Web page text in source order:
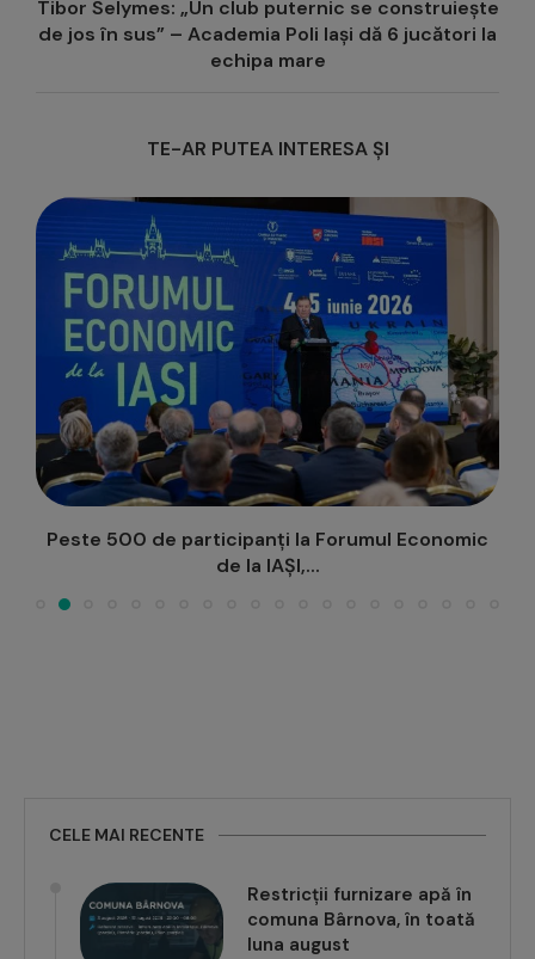
Tibor Selymes: „Un club puternic se construiește
de jos în sus” – Academia Poli Iași dă 6 jucători la
echipa mare
TE-AR PUTEA INTERESA ȘI
Peste 500 de participanți la Forumul Economic
de la IAȘI,...
CELE MAI RECENTE
Restricții furnizare apă în
comuna Bârnova, în toată
luna august